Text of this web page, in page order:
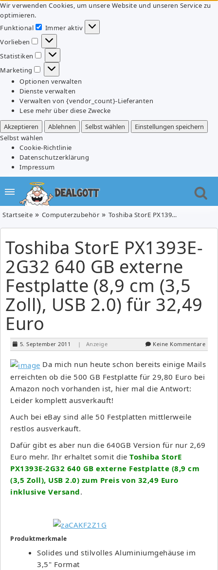
Wir verwenden Cookies, um unsere Website und unseren Service zu
optimieren.
Funktional
Funktional
Immer aktiv
Vorlieben
Vorlieben
Statistiken
Statistiken
Marketing
Marketing
Optionen verwalten
Dienste verwalten
Verwalten von {vendor_count}-Lieferanten
Lese mehr über diese Zwecke
Akzeptieren
Ablehnen Selbst wählen
Einstellungen speichern
Selbst wählen
Cookie-Richtlinie
Datenschutzerklärung
Impressum
Startseite Computerzubehör Toshiba StorE PX1393E-2G32 640 GB externe Festplatte (8,9 cm (3,5 Zoll), USB 2.0) für 32,49 Euro
Toshiba StorE PX1393E-
2G32 640 GB externe
Festplatte (8,9 cm (3,5
Zoll), USB 2.0) für 32,49
Euro
5. September 2011 | Anzeige Keine Kommentare
Da mich nun heute schon bereits einige Mails
erreichten ob die 500 GB Festplatte für 29,80 Euro bei
Amazon noch vorhanden ist, hier mal die Antwort:
Leider komplett ausverkauft!
Auch bei eBay sind alle 50 Festplatten mittlerweile
restlos ausverkauft.
Dafür gibt es aber nun die 640GB Version für nur 2,69
Euro mehr. Ihr erhaltet somit die Toshiba StorE
PX1393E-2G32 640 GB externe Festplatte (8,9 cm
(3,5 Zoll), USB 2.0) zum Preis von 32,49 Euro
inklusive Versand.
Produktmerkmale
Solides und stilvolles Aluminiumgehäuse im
3,5" Format